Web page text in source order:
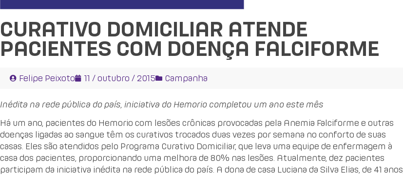
CURATIVO DOMICILIAR ATENDE
PACIENTES COM DOENÇA FALCIFORME
Felipe Peixoto 11 / outubro / 2015 Campanha
Inédita na rede pública do país, iniciativa do Hemorio completou um ano este mês
Há um ano, pacientes do Hemorio com lesões crônicas provocadas pela Anemia Falciforme e outras
doenças ligadas ao sangue têm os curativos trocados duas vezes por semana no conforto de suas
casas. Eles são atendidos pelo Programa Curativo Domiciliar, que leva uma equipe de enfermagem à
casa dos pacientes, proporcionando uma melhora de 80% nas lesões. Atualmente, dez pacientes
participam da iniciativa inédita na rede pública do país. A dona de casa Luciana da Silva Elias, de 41 anos,